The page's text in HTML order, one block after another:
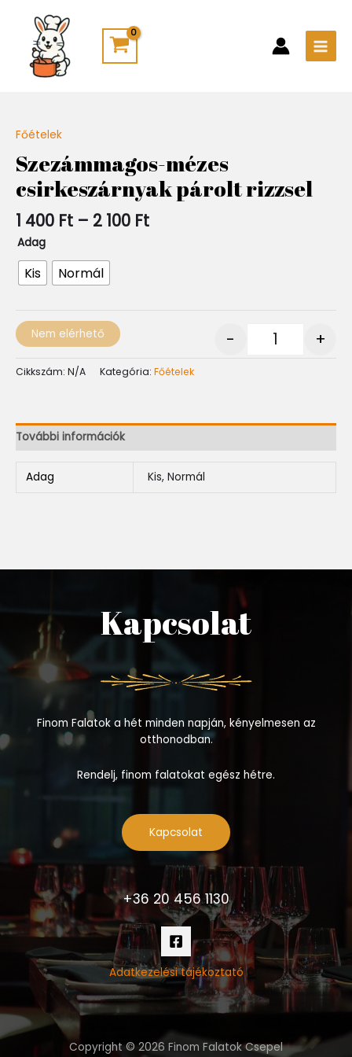
content
Főételek
Szezámmagos-mézes
csirkeszárnyak párolt rizzsel
1 400 Ft – 2 100 Ft
400 Ft
-
2
100 Ft
Adag
Kis Normál
- +
Nem elérhető
Cikkszám: N/A Kategória: Főételek
További információk
Adag Kis, Normál
Kapcsolat
Finom Falatok a hét minden napján, kényelmesen az
otthonodban.
Rendelj, finom falatokat egész hétre.
Kapcsolat
+36 20 456 1130
Adatkezelési tájékoztató
Copyright © 2026 Finom Falatok Csepel